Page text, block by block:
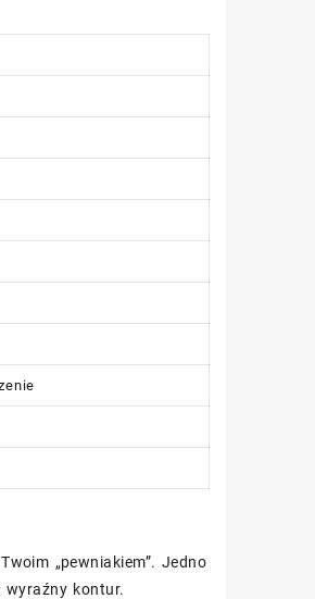
„pewniakiem”. Jedno
wyraźny kontur.